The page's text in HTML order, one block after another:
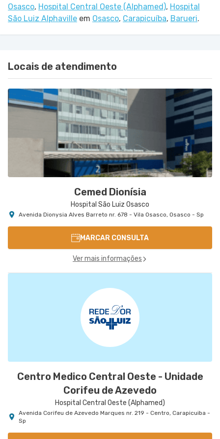
Osasco, Hospital Central Oeste (Alphamed), Hospital
São Luiz Alphaville em Osasco, Carapicuíba, Barueri.
Locais de atendimento
Cemed Dionísia
Hospital São Luiz Osasco
Avenida Dionysia Alves Barreto nr. 678 - Vila Osasco, Osasco - Sp
MARCAR CONSULTA
Ver mais informações
Centro Medico Central Oeste - Unidade
Corifeu de Azevedo
Hospital Central Oeste (Alphamed)
Avenida Corifeu de Azevedo Marques nr. 219 - Centro, Carapicuiba -
Sp